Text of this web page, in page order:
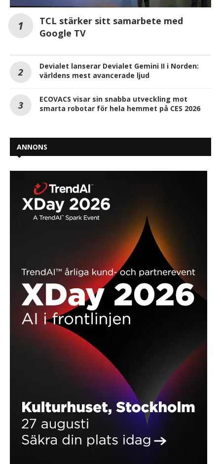
TCL stärker sitt samarbete med
Google TV
Devialet lanserar Devialet Gemini II i Norden:
världens mest avancerade ljud
ECOVACS visar sin snabba utveckling mot
smarta robotar för hela hemmet på CES 2026
ANNONS